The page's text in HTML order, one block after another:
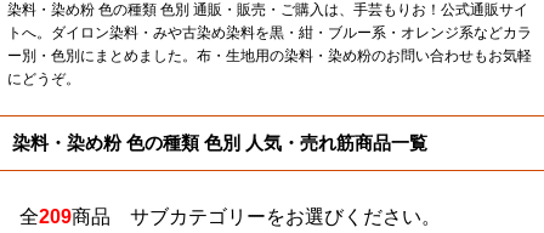
染料・染め粉 色の種類 色別 通販・販売・ご購入は、手芸もりお！公式通販サイ
トへ。ダイロン染料・みや古染め染料を黒・紺・ブルー系・オレンジ系などカラ
ー別・色別にまとめました。布・生地用の染料・染め粉のお問い合わせもお気軽
にどうぞ。
染料・染め粉 色の種類 色別 人気・売れ筋商品一覧
全209商品 サブカテゴリーをお選びください。